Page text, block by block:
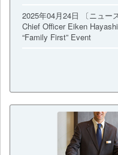
2025年04月24日 〔ニュース
Chief Officer Eiken
“Family First” Event